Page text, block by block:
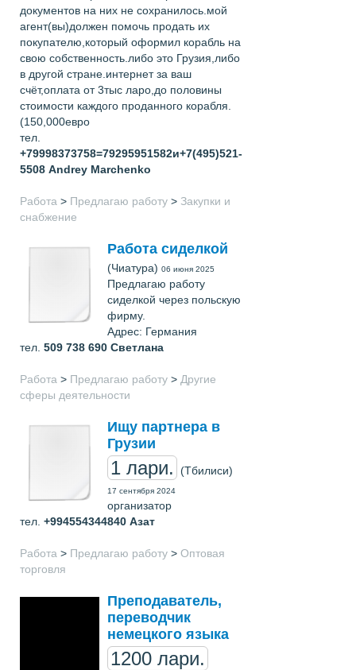
документов на них не сохранилось.мой
агент(вы)должен помочь продать их
покупателю,который оформил корабль на
свою собственность.либо это Грузия,либо
в другой стране.интернет за ваш
счёт,оплата от 3тыс ларо,до половины
стоимости каждого проданного корабля.
(150,000евро
тел.
+79998373758=79295951582и+7(495)521-
5508 Andrey Marchenko
Работа > Предлагаю работу > Закупки и
снабжение
Работа сиделкой
(Чиатура) 06 июня 2025
Предлагаю работу
сиделкой через польскую
фирму.
Адрес: Германия
тел. 509 738 690 Светлана
Работа > Предлагаю работу > Другие
сферы деятельности
Ищу партнера в
Грузии
1 лари. (Тбилиси)
17 сентября 2024
организатор
тел. +994554344840 Азат
Работа > Предлагаю работу > Оптовая
торговля
Преподаватель,
переводчик
немецкого языка
1200 лари.